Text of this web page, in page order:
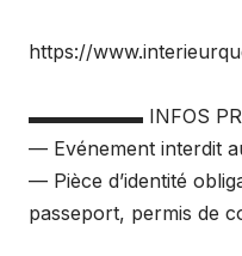
https://
▬▬▬▬▬▬ INFOS
— Evénement interdit
— Pièce d’identité
passeport, permis de